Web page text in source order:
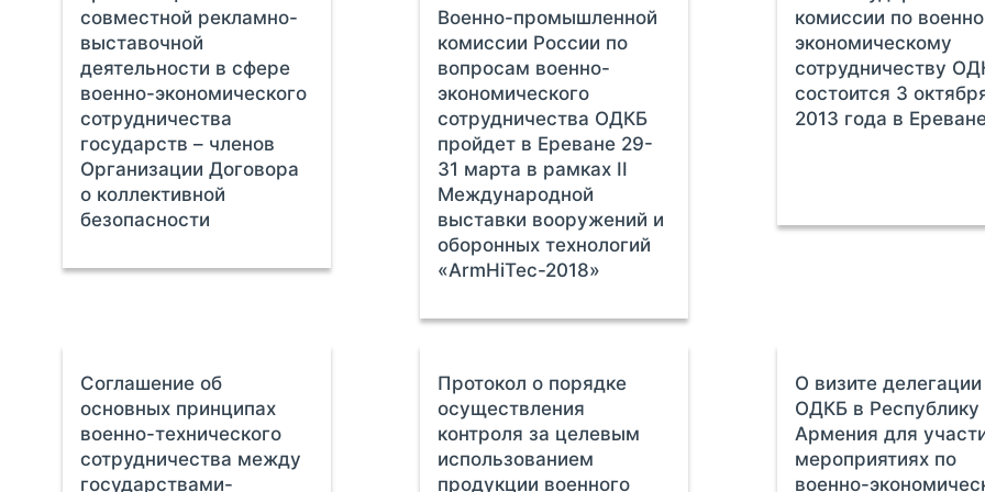
совместной рекламно-
выставочной
деятельности в сфере
военно-экономического
сотрудничества
государств – членов
Организации Договора
о коллективной
безопасности
Военно-промышленной
комиссии России по
вопросам военно-
экономического
сотрудничества ОДКБ
пройдет в Ереване 29-
31 марта в рамках II
Международной
выставки вооружений и
оборонных технологий
«ArmHiTec-2018»
комиссии по
экономическому
сотрудничеству
состоится 3
2013 года в
Соглашение об
основных принципах
военно-технического
сотрудничества между
государствами-
Протокол о порядке
осуществления
контроля за целевым
использованием
продукции военного
О визите делегации
ОДКБ в Республику
Армения для
мероприятиях по
военно-